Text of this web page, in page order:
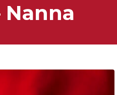
Nanna